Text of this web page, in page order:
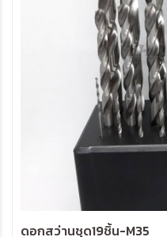
ดอกสว่านชุด19ชิ้น-M35